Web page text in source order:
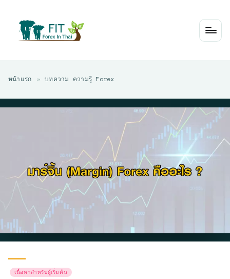
หน้าแรก » บทความ ความรู้ Forex
Posted
เนื้อหาสำหรับผู้เริ่มต้น